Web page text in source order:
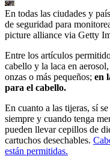
En todas las ciudades y
de seguridad para
picture alliance via Getty
Entre los artículos
cabello y la laca en
onzas o más pequeños; en
para el cabello.
En cuanto a las tijeras, sí
siempre y cuando tenga
pueden llevar cepillos de
cartuchos desechables.
están permitidas.